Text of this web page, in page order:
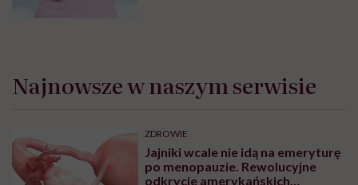
Najnowsze w naszym serwisie
ZDROWIE
Jajniki wcale nie idą na emeryturę
po menopauzie. Rewolucyjne
odkrycie amerykańskich